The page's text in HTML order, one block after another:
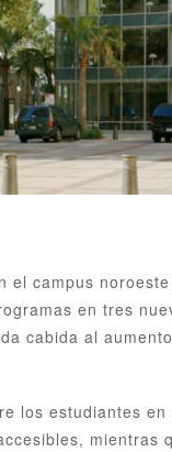
el campus
en tres
cabida al
los estudiantes en
mientras